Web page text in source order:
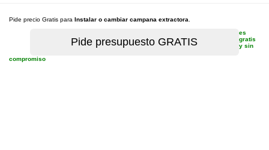
Pide precio Gratis para Instalar o cambiar campana extractora
es
gratis
y sin
compromiso